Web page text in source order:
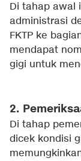
Di tahap awal
administrasi
FKTP ke
mendapat
gigi untuk
2.
Di tahap
dicek kondisi